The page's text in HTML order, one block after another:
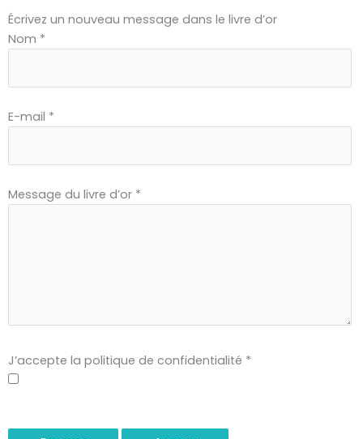
Écrivez un nouveau message dans le livre d’or
Nom *
E-mail *
Message du livre d’or *
J’accepte la politique de confidentialité *
Navigation